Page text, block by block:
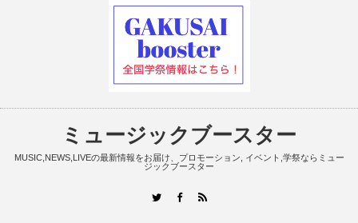
ミュージックブースター
MUSIC,NEWS,LIVEの最新情報をお届け、プロモーション, イベント,学祭ならミュー
ジックブースター
TwitterFacebook